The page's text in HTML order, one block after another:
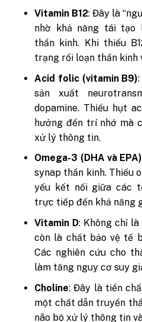
Vitamin B12: Đây là
nhờ khả năng tái tạo
thần kinh. Khi thiếu
trạng rối loạn thần kinh
Acid folic (vitamin B9)
sản xuất
dopamine. Thiếu hụt
hưởng đến trí nhớ mà
xử lý thông tin.
Omega-3 (DHA và EPA)
synap thần kinh. Thiếu
yếu kết nối giữa các
trực tiếp đến khả năng
Vitamin D: Không chỉ là
còn là chất bảo vệ tế
Các nghiên cứu cho
làm tăng nguy cơ suy
Choline: Đây là tiền
một chất dẫn truyền
não bộ xử lý thông tin